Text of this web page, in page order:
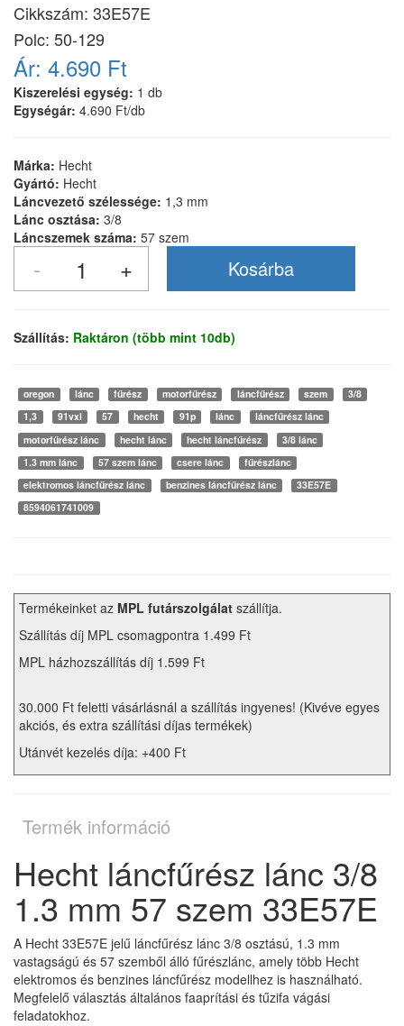
Cikkszám: 33E57E
Polc: 50-129
Ár: 4.690 Ft
Kiszerelési egység: 1 db
Egységár: 4.690 Ft/db
Márka: Hecht
Gyártó: Hecht
Láncvezető szélessége: 1,3 mm
Lánc osztása: 3/8
Láncszemek száma: 57 szem
Szállítás: Raktáron (több mint 10db)
oregon lánc fűrész motorfűrész láncfűrész szem
3/8
1,3
91vxl 57 hecht 91p lánc
láncfűrész lánc
motorfűrész lánc
hecht lánc hecht láncfűrész
3/8 lánc
1.3 mm lánc
57 szem lánc csere lánc
fűrészlánc
elektromos láncfűrész lánc
benzines láncfűrész lánc
33E57E
8594061741009
Termékeinket az MPL futárszolgálat szállítja.
Szállítás díj MPL csomagpontra 1.499 Ft
MPL házhozszállítás díj 1.599 Ft
30.000 Ft feletti vásárlásnál a szállítás ingyenes! (Kivéve egyes
akciós, és extra szállítási díjas termékek)
Utánvét kezelés díja: +400 Ft
Termék információ
Hecht láncfűrész lánc 3/8
1.3 mm 57 szem 33E57E
A Hecht 33E57E jelű láncfűrész lánc 3/8 osztású, 1.3 mm
vastagságú és 57 szemből álló fűrészlánc, amely több Hecht
elektromos és benzines láncfűrész modellhez is használható.
Megfelelő választás általános faaprítási és tűzifa vágási
feladatokhoz.